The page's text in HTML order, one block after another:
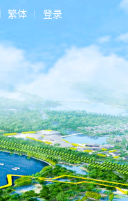
繁体 登录